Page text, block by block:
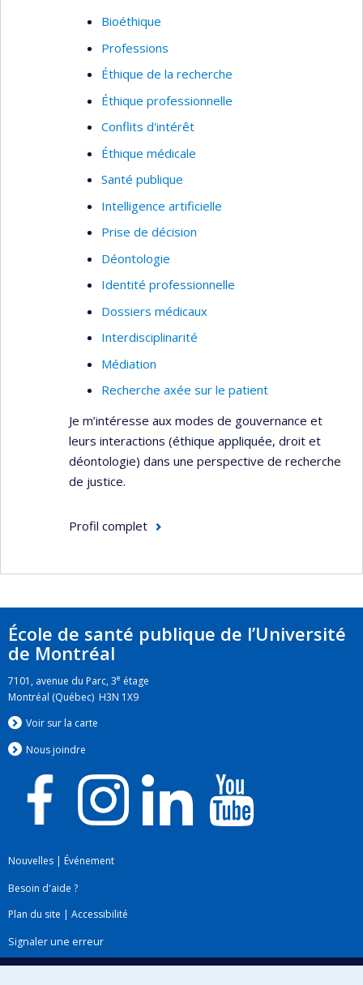
médiation, à la transportabilité et au transfert de
connaissances interdisciplinaires.
Bioéthique
Professions
Éthique de la recherche
Éthique professionnelle
Conflits d'intérêt
Éthique médicale
Santé publique
Intelligence artificielle
Prise de décision
Déontologie
Identité professionnelle
Dossiers médicaux
Interdisciplinarité
Médiation
Recherche axée sur le patient
Je m’intéresse aux modes de gouvernance et
leurs interactions (éthique appliquée, droit et
déontologie) dans une perspective de recherche
de justice.
Profil complet
École de santé publique de l’Université
de Montréal
7101, avenue du Parc, 3e étage
Montréal (Québec) H3N 1X9
Voir sur la carte
Nous joindre
Nouvelles | Événement
Besoin d'aide ?
Plan du site | Accessibilité
Signaler une erreur